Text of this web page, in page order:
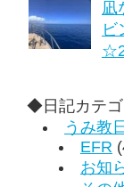
凪
ビ
◆日記カテ
うみ教
EFR
お知